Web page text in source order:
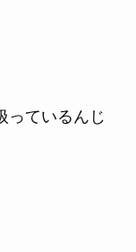
っているんじ